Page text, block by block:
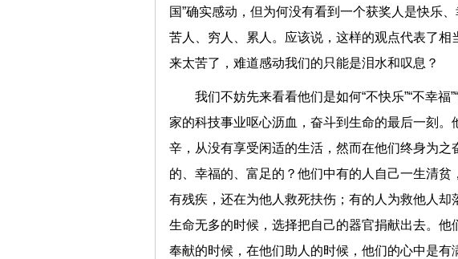
国”确实感动，但为何没有看到一个获奖人是快乐
苦人、穷人、累人。应该说，这样的观点代表了
来太苦了，难道感动我们的只能是泪水和叹息？
我们不妨先来看看他们是如何“不快乐”“不幸福
家的科技事业呕心沥血，奋斗到生命的最后一刻
辛，从没有享受闲适的生活，然而在他们终身为
的、幸福的、富足的？他们中有的人自己一生清
有残疾，还在为他人救死扶伤；有的人为救他人
生命无多的时候，选择把自己的器官捐献出去。
奉献的时候，在他们助人的时候，他们的心中是有